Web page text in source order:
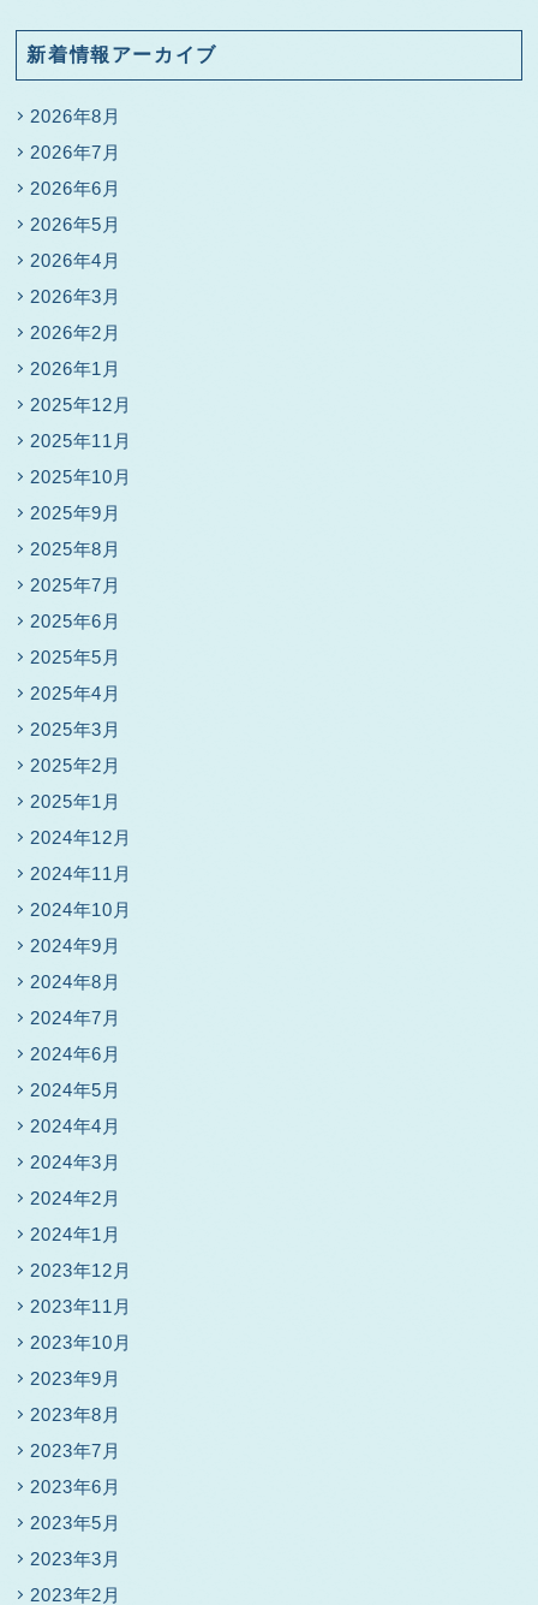
新着情報アーカイブ
2026年8月
2026年7月
2026年6月
2026年5月
2026年4月
2026年3月
2026年2月
2026年1月
2025年12月
2025年11月
2025年10月
2025年9月
2025年8月
2025年7月
2025年6月
2025年5月
2025年4月
2025年3月
2025年2月
2025年1月
2024年12月
2024年11月
2024年10月
2024年9月
2024年8月
2024年7月
2024年6月
2024年5月
2024年4月
2024年3月
2024年2月
2024年1月
2023年12月
2023年11月
2023年10月
2023年9月
2023年8月
2023年7月
2023年6月
2023年5月
2023年3月
2023年2月